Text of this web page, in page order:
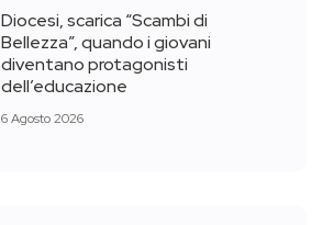
Diocesi, scarica “Scambi di
Bellezza”, quando i giovani
diventano protagonisti
dell’educazione
6 Agosto 2026